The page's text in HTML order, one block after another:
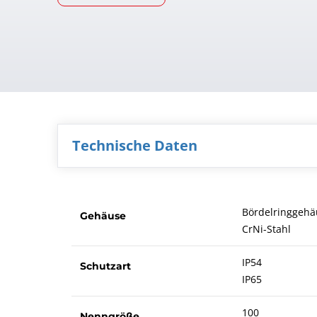
Technische Daten
Gehäuse
CrNi-Stahl
Schutzart
IP54
IP65
100